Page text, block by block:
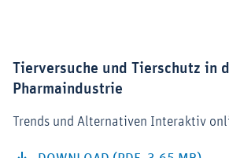
Tierversuche und Tierschutz in
Pharmaindustrie
Trends und Alternativen Interaktiv